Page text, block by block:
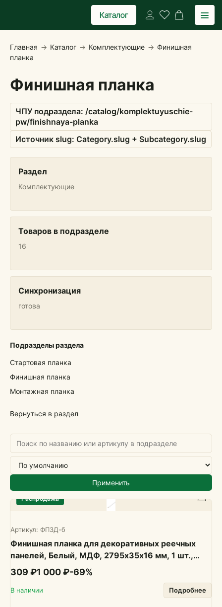
Каталог
Главная -> Каталог -> Комплектующие -> Финишная
планка
Финишная планка
ЧПУ подраздела: /catalog/komplektuyuschie-
pw/finishnaya-planka
Источник slug: Category.slug + Subcategory.slug
Раздел
Комплектующие
Товаров в подразделе
16
Синхронизация
готова
Подразделы раздела
Стартовая планка
Финишная планка
Монтажная планка
Вернуться в раздел
Применить
Распродажа
Артикул: ФП3Д-б
Финишная планка для декоративных реечных
панелей, Белый, МДФ, 2795х35х16 мм, 1 шт.,
PLASTWOOD
309 ₽1 000 ₽-69%
В наличии Подробнее